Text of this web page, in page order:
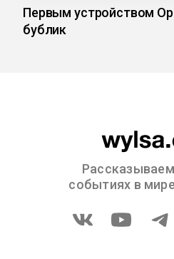
Первым устройством
бублик
событиях в